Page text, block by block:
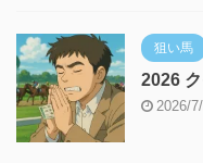
狙い馬
2026
2026/